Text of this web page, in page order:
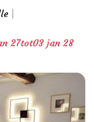
27tot03 jan 28